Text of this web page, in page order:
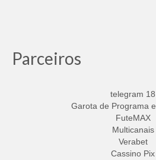
Parceiros
telegram 18
Garota de Programa
FuteMAX
Multicanais
Verabet
Cassino Pix